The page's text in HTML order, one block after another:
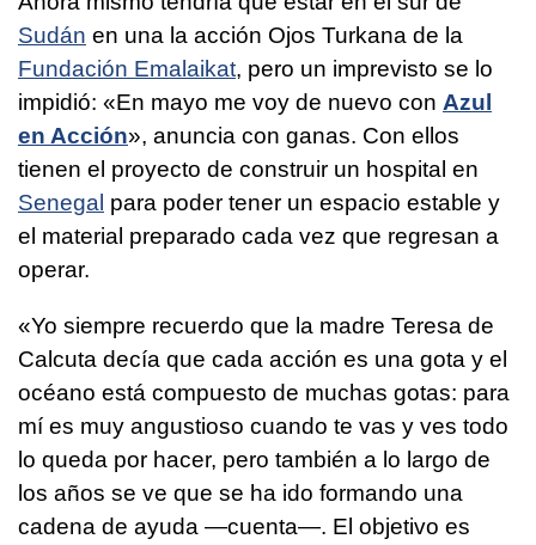
Sudán en una la acción Ojos Turkana de la
Fundación Emalaikat, pero un imprevisto se lo
impidió: «En mayo me voy de nuevo con Azul
en Acción», anuncia con ganas. Con ellos
tienen el proyecto de construir un hospital en
Senegal para poder tener un espacio estable y
el material preparado cada vez que regresan a
operar.
«Yo siempre recuerdo que la madre Teresa de
Calcuta decía que cada acción es una gota y el
océano está compuesto de muchas gotas: para
mí es muy angustioso cuando te vas y ves todo
lo queda por hacer, pero también a lo largo de
los años se ve que se ha ido formando una
cadena de ayuda —cuenta—. El objetivo es